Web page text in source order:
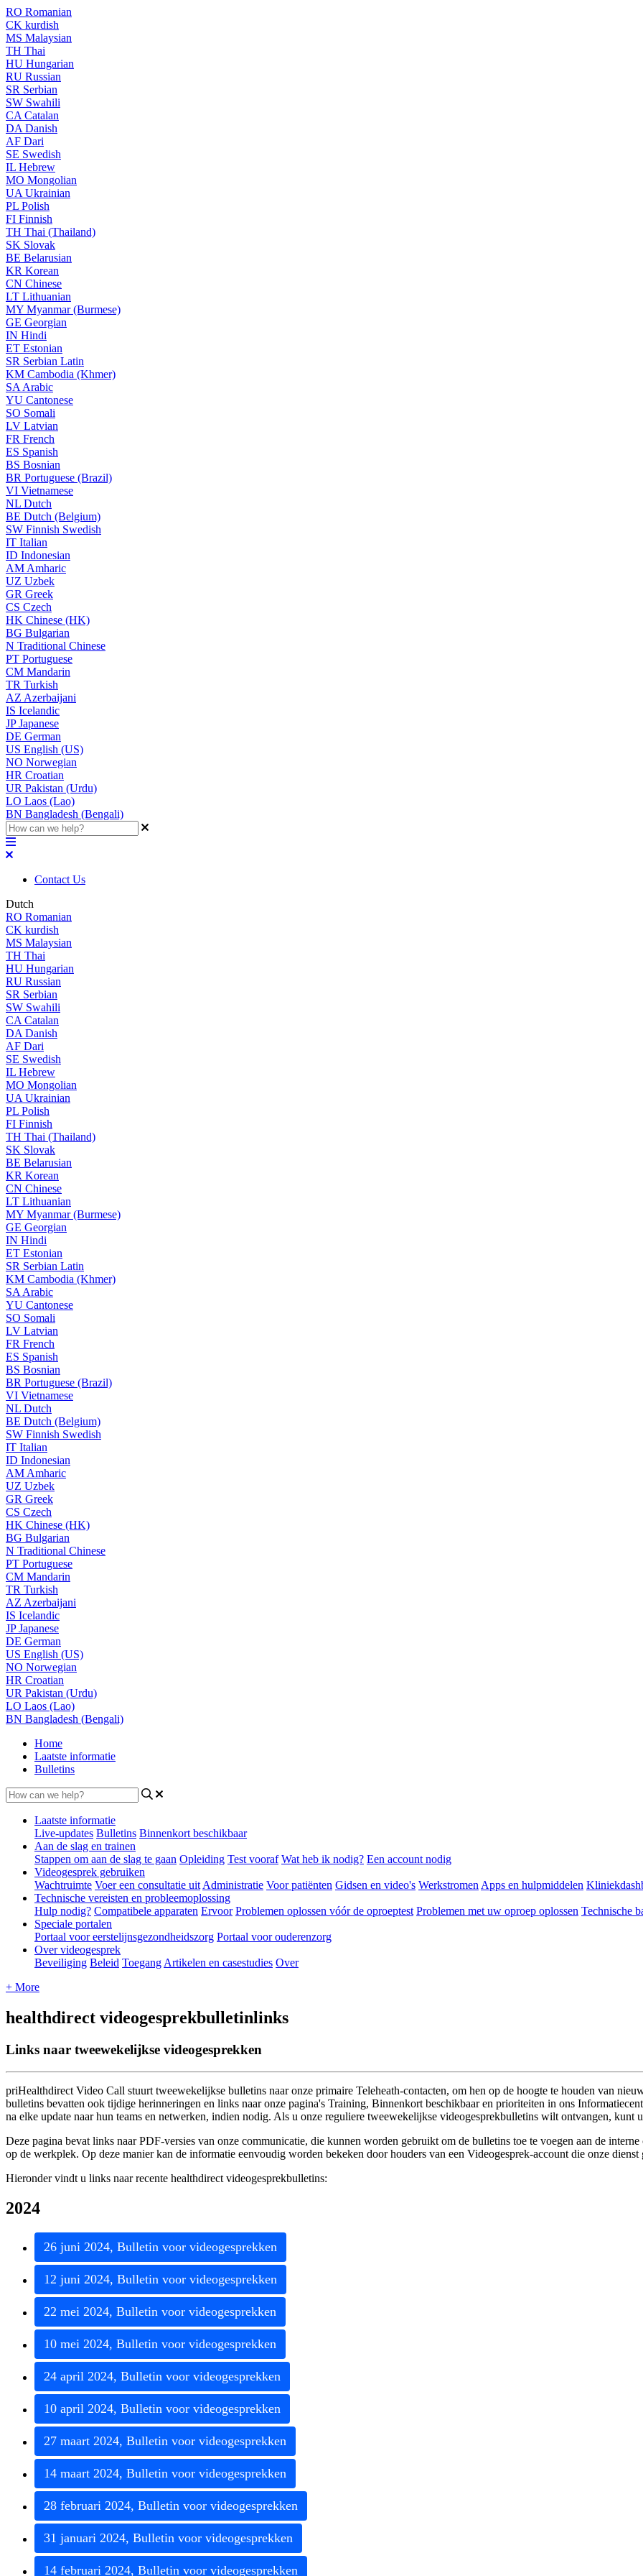
RO Romanian
CK kurdish
MS Malaysian
TH Thai
HU Hungarian
RU Russian
SR Serbian
SW Swahili
CA Catalan
DA Danish
AF Dari
SE Swedish
IL Hebrew
MO Mongolian
UA Ukrainian
PL Polish
FI Finnish
TH Thai (Thailand)
SK Slovak
BE Belarusian
KR Korean
CN Chinese
LT Lithuanian
MY Myanmar (Burmese)
GE Georgian
IN Hindi
ET Estonian
SR Serbian Latin
KM Cambodia (Khmer)
SA Arabic
YU Cantonese
SO Somali
LV Latvian
FR French
ES Spanish
BS Bosnian
BR Portuguese (Brazil)
VI Vietnamese
NL Dutch
BE Dutch (Belgium)
SW Finnish Swedish
IT Italian
ID Indonesian
AM Amharic
UZ Uzbek
GR Greek
CS Czech
HK Chinese (HK)
BG Bulgarian
N Traditional Chinese
PT Portuguese
CM Mandarin
TR Turkish
AZ Azerbaijani
IS Icelandic
JPJapanese
DE German
US English (US)
NO Norwegian
HR Croatian
UR Pakistan (Urdu)
LO Laos (Lao)
BN Bangladesh (Bengali)
Contact Us
Dutch
RO Romanian
CK kurdish
MS Malaysian
TH Thai
HU Hungarian
RU Russian
SR Serbian
SW Swahili
CA Catalan
DA Danish
AF Dari
SE Swedish
IL Hebrew
MO Mongolian
UA Ukrainian
PL Polish
FI Finnish
TH Thai (Thailand)
SK Slovak
BE Belarusian
KR Korean
CN Chinese
LT Lithuanian
MY Myanmar (Burmese)
GE Georgian
IN Hindi
ET Estonian
SR Serbian Latin
KM Cambodia (Khmer)
SA Arabic
YU Cantonese
SO Somali
LV Latvian
FR French
ES Spanish
BS Bosnian
BR Portuguese (Brazil)
VI Vietnamese
NL Dutch
BE Dutch (Belgium)
SW Finnish Swedish
IT Italian
ID Indonesian
AM Amharic
UZ Uzbek
GR Greek
CS Czech
HK Chinese (HK)
BG Bulgarian
N Traditional Chinese
PT Portuguese
CM Mandarin
TR Turkish
AZ Azerbaijani
IS Icelandic
JPJapanese
DE German
US English (US)
NO Norwegian
HR Croatian
UR Pakistan (Urdu)
LO Laos (Lao)
BN Bangladesh (Bengali)
Home
Laatste informatie
Bulletins
Laatste informatie
Live-updates Bulletins Binnenkort beschikbaar
Aan de slag en trainen
Stappen om aan de slag te gaan Opleiding Test vooraf Wat heb ik nodig? Een account nodig
Videogesprek gebruiken
Wachtruimte Voer een consultatie uit Administratie Voor patiënten Gidsen en video's Werkstromen Apps en hulpmiddelen
Technische vereisten en probleemoplossing
Hulp nodig? Compatibele apparaten Ervoor Problemen oplossen vóór de oproeptest Problemen met uw oproep oplossen Technische
Speciale portalen
Portaal voor eerstelijnsgezondheidszorg Portaal voor ouderenzorg
Over videogesprek
Beveiliging Beleid Toegang Artikelen en casestudies Over
+ More
healthdirect videogesprekbulletinlinks
Links naar tweewekelijkse videogesprekken
priHealthdirect Video Call stuurt tweewekelijkse bulletins naar onze primaire Teleheath-contacten, om hen op de hoogte te houden van
bulletins bevatten ook tijdige herinneringen en links naar onze pagina's Training, Binnenkort beschikbaar en prioriteiten in ons
na elke update naar hun teams en netwerken, indien nodig. Als u onze reguliere tweewekelijkse videogesprekbulletins wilt ontvangen, kunt u
Deze pagina bevat links naar PDF-versies van onze communicatie, die kunnen worden gebruikt om de bulletins toe te voegen aan de interne
op de werkplek. Op deze manier kan de informatie eenvoudig worden bekeken door houders van een Videogesprek-account die onze dienst
Hieronder vindt u links naar recente healthdirect videogesprekbulletins:
2024
26 juni 2024, Bulletin voor videogesprekken
12 juni 2024, Bulletin voor videogesprekken
22 mei 2024, Bulletin voor videogesprekken
10 mei 2024, Bulletin voor videogesprekken
24 april 2024, Bulletin voor videogesprekken
10 april 2024, Bulletin voor videogesprekken
27 maart 2024, Bulletin voor videogesprekken
14 maart 2024, Bulletin voor videogesprekken
28 februari 2024, Bulletin voor videogesprekken
31 januari 2024, Bulletin voor videogesprekken
14 februari 2024, Bulletin voor videogesprekken